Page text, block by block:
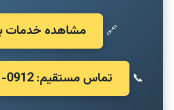
🔗 مشاهده خدمات
📞 تماس مستقیم: 0912-091-7261